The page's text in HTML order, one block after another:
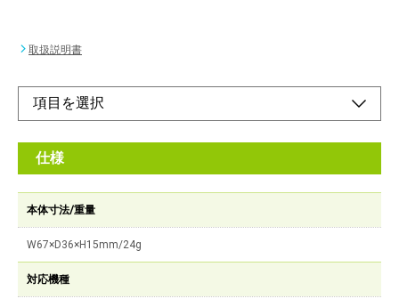
取扱説明書
仕様
本体寸法/重量
W67×D36×H15mm/24g
対応機種